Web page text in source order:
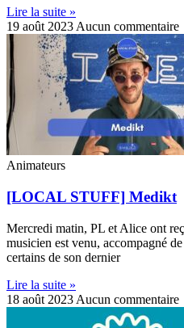
Lire la suite »
19 août 2023 Aucun commentaire
Animateurs
[LOCAL STUFF] Medikt
Mercredi matin, PL et Alice ont
musicien est venu, accompagné
certains de son dernier
Lire la suite »
18 août 2023 Aucun commentaire